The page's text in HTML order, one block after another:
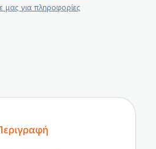
μας για πληροφορίες